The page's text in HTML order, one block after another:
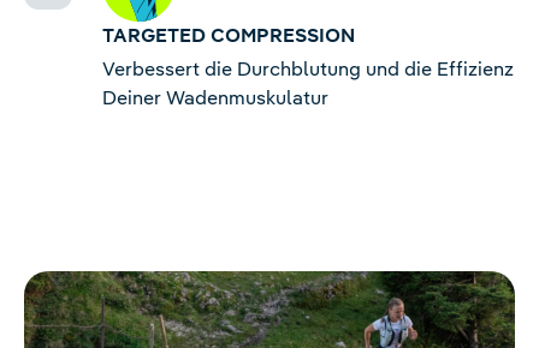
TARGETED COMPRESSION
Verbessert die Durchblutung und die Effizienz
Deiner Wadenmuskulatur